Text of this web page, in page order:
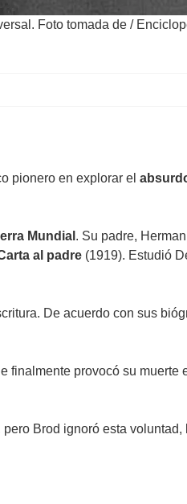
Foto tomada de /
pionero en explorar el
Mundial . Su padre,
al padre (1919). Estudió
De acuerdo con sus
finalmente provocó su muerte
pero Brod ignoró esta